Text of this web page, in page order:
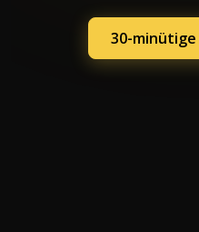
30-minütige